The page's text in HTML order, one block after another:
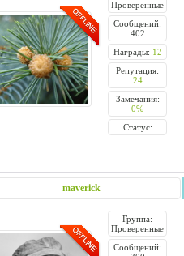
Проверенные
Сообщений:
402
Награды: 12
Репутация:
24
Замечания:
0%
Статус:
maverick
Группа:
Проверенные
Сообщений: